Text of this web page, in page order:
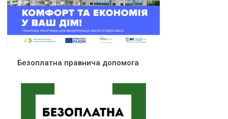
Безоплатна правнича допомога